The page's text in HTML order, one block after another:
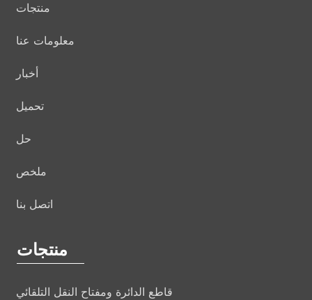
منتجات
معلومات عنا
أخبار
تحميل
حل
ملخص
اتصل بنا
منتجات
قاطع الدائرة ومفتاح النقل التلقائي